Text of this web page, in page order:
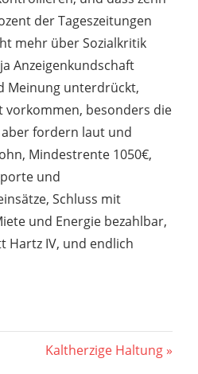
der Tageszeitungen
mehr über Sozialkritik
Anzeigenkundschaft
Meinung unterdrückt,
besonders die
fordern laut und
Mindestrente 1050€,
und
Schluss mit
und Energie bezahlbar,
Hartz IV, und endlich
Nächster
Kaltherzige Haltung